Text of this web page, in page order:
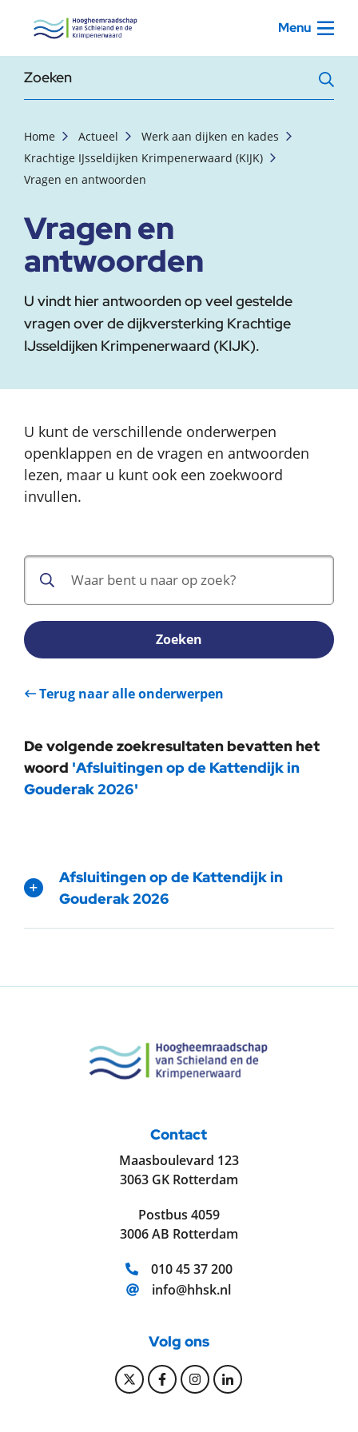
, startpagina Menu
Zoekterm
Home Actueel
Werk aan dijken en kades
Krachtige IJsseldijken Krimpenerwaard (KIJK)
Vragen en antwoorden
Vragen en
antwoorden
U vindt hier antwoorden op veel gestelde
vragen over de dijkversterking Krachtige
IJsseldijken Krimpenerwaard (KIJK).
U kunt de verschillende onderwerpen
openklappen en de vragen en antwoorden
lezen, maar u kunt ook een zoekwoord
invullen.
Zoeken
Terug naar alle onderwerpen
De volgende zoekresultaten bevatten het
woord 'Afsluitingen op de Kattendijk in
Gouderak 2026'
Afsluitingen op de Kattendijk in
Gouderak 2026
Contact
Maasboulevard 123
3063 GK Rotterdam
Postbus 4059
3006 AB Rotterdam
Telefoonnummer:
010 45 37 200
E-mailadres:
info@hhsk.nl
Volg ons
Bekijk onze Twitter pagina
Bekijk onze Facebook
Bekijk onze Instagram
Bekijk onze